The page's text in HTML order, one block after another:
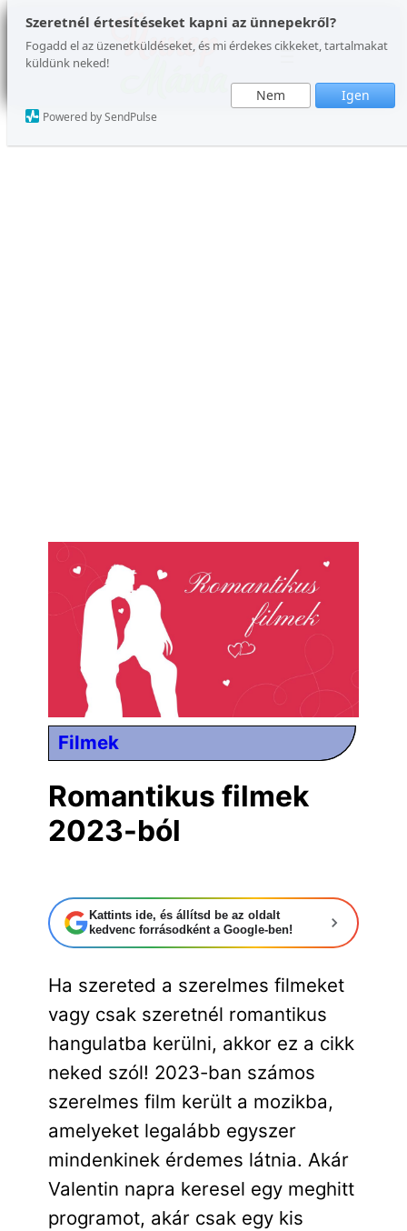
Szeretnél értesítéseket kapni az ünnepekről?
Fogadd el az üzenetküldéseket, és mi érdekes cikkeket, tartalmakat
küldünk neked!
Nem Igen
Powered by SendPulse
Ugrás
tartalomhoz
Filmek
Romantikus filmek
2023-ból
Kattints ide, és állítsd be az oldalt
kedvenc forrásodként a Google-ben!
Ha szereted a szerelmes filmeket
vagy csak szeretnél romantikus
hangulatba kerülni, akkor ez a cikk
neked szól! 2023-ban számos
szerelmes film került a mozikba,
amelyeket legalább egyszer
mindenkinek érdemes látnia. Akár
Valentin napra keresel egy meghitt
programot, akár csak egy kis